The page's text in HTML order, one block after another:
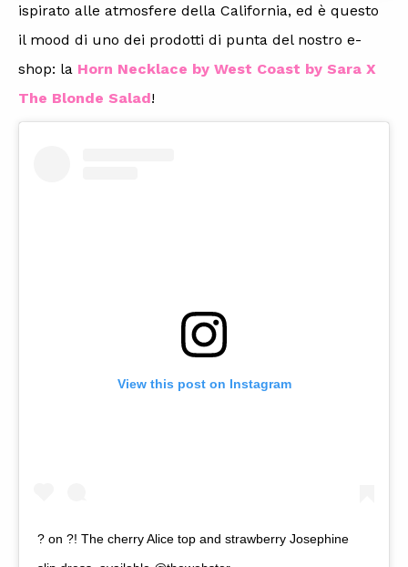
ispirato alle atmosfere della California, ed è questo
il mood di uno dei prodotti di punta del nostro e-
shop: la Horn Necklace by West Coast by Sara X
The Blonde Salad!
View this post on Instagram
? on ?! The cherry Alice top and strawberry Josephine